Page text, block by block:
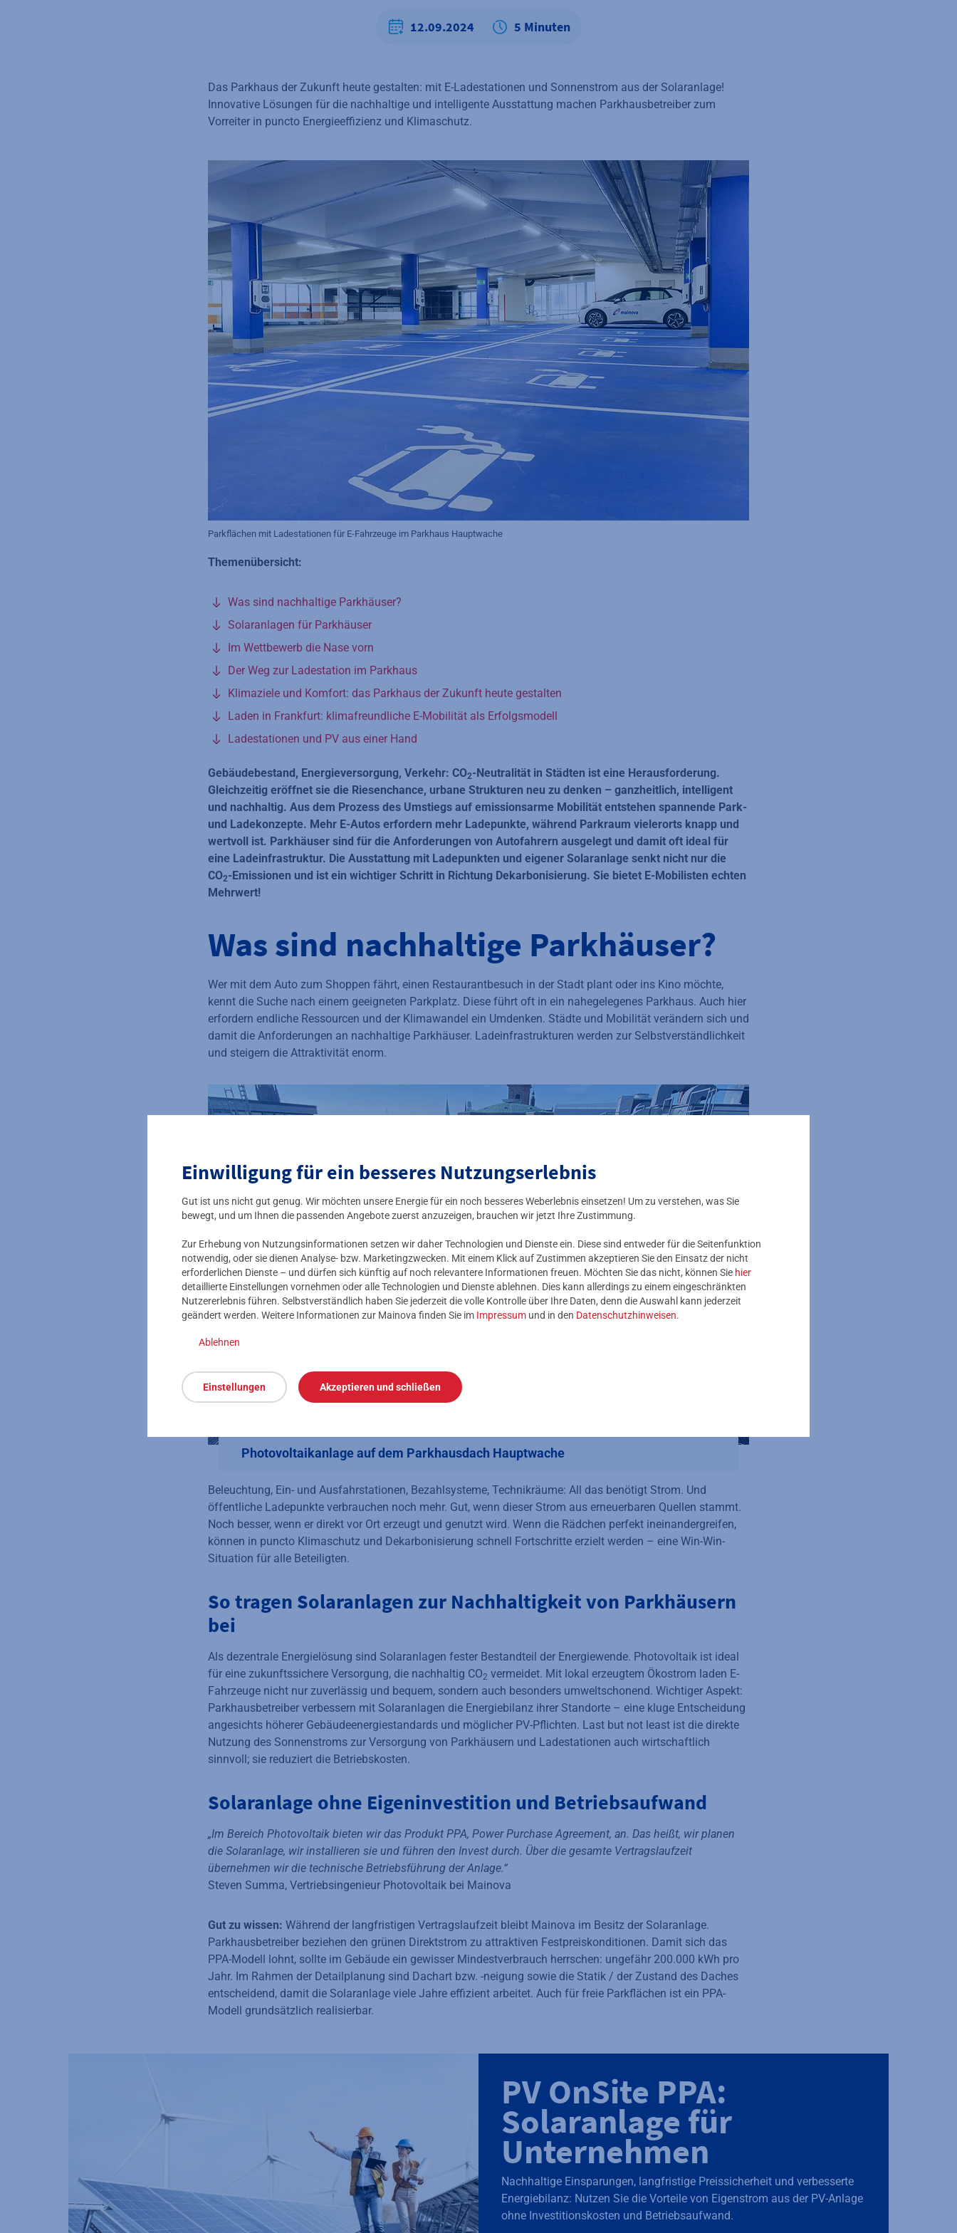
Einwilligung für ein besseres Nutzungserlebnis
Gut ist uns nicht gut genug. Wir möchten unsere Energie für ein noch besseres Weberlebnis einsetzen! Um zu verstehen, was Sie
bewegt, und um Ihnen die passenden Angebote zuerst anzuzeigen, brauchen wir jetzt Ihre Zustimmung.
Zur Erhebung von Nutzungsinformationen setzen wir daher Technologien und Dienste ein. Diese sind entweder für die Seitenfunktion
notwendig, oder sie dienen Analyse- bzw. Marketingzwecken. Mit einem Klick auf Zustimmen akzeptieren Sie den Einsatz der nicht
erforderlichen Dienste – und dürfen sich künftig auf noch relevantere Informationen freuen. Möchten Sie das nicht, können Sie hier
detaillierte Einstellungen vornehmen oder alle Technologien und Dienste ablehnen. Dies kann allerdings zu einem eingeschränkten
Nutzererlebnis führen. Selbstverständlich haben Sie jederzeit die volle Kontrolle über Ihre Daten, denn die Auswahl kann jederzeit
geändert werden. Weitere Informationen zur Mainova finden Sie im Impressum und in den Datenschutzhinweisen.
Ablehnen
Einstellungen Akzeptieren und schließen
12.09.2024 5 Minuten
Das Parkhaus der Zukunft heute gestalten: mit E-Ladestationen und Sonnenstrom aus der Solaranlage!
Innovative Lösungen für die nachhaltige und intelligente Ausstattung machen Parkhausbetreiber zum
Vorreiter in puncto Energieeffizienz und Klimaschutz.
Parkflächen mit Ladestationen für E-Fahrzeuge im Parkhaus Hauptwache
Themenübersicht:
Was sind nachhaltige Parkhäuser?
Solaranlagen für Parkhäuser
Im Wettbewerb die Nase vorn
Der Weg zur Ladestation im Parkhaus
Klimaziele und Komfort: das Parkhaus der Zukunft heute gestalten
Laden in Frankfurt: klimafreundliche E-Mobilität als Erfolgsmodell
Ladestationen und PV aus einer Hand
Gebäudebestand, Energieversorgung, Verkehr: CO2-Neutralität in Städten ist eine Herausforderung.
Gleichzeitig eröffnet sie die Riesenchance, urbane Strukturen neu zu denken – ganzheitlich, intelligent
und nachhaltig. Aus dem Prozess des Umstiegs auf emissionsarme Mobilität entstehen spannende Park-
und Ladekonzepte. Mehr E-Autos erfordern mehr Ladepunkte, während Parkraum vielerorts knapp und
wertvoll ist. Parkhäuser sind für die Anforderungen von Autofahrern ausgelegt und damit oft ideal für
eine Ladeinfrastruktur. Die Ausstattung mit Ladepunkten und eigener Solaranlage senkt nicht nur die
CO2-Emissionen und ist ein wichtiger Schritt in Richtung Dekarbonisierung. Sie bietet E-Mobilisten echten
Mehrwert!
Was sind nachhaltige Parkhäuser?
Wer mit dem Auto zum Shoppen fährt, einen Restaurantbesuch in der Stadt plant oder ins Kino möchte,
kennt die Suche nach einem geeigneten Parkplatz. Diese führt oft in ein nahegelegenes Parkhaus. Auch hier
erfordern endliche Ressourcen und der Klimawandel ein Umdenken. Städte und Mobilität verändern sich und
damit die Anforderungen an nachhaltige Parkhäuser. Ladeinfrastrukturen werden zur Selbstverständlichkeit
und steigern die Attraktivität enorm.
Photovoltaikanlage auf dem Parkhausdach Hauptwache
Beleuchtung, Ein- und Ausfahrstationen, Bezahlsysteme, Technikräume: All das benötigt Strom. Und
öffentliche Ladepunkte verbrauchen noch mehr. Gut, wenn dieser Strom aus erneuerbaren Quellen stammt.
Noch besser, wenn er direkt vor Ort erzeugt und genutzt wird. Wenn die Rädchen perfekt ineinandergreifen,
können in puncto Klimaschutz und Dekarbonisierung schnell Fortschritte erzielt werden – eine Win-Win-
Situation für alle Beteiligten.
So tragen Solaranlagen zur Nachhaltigkeit von Parkhäusern
bei
Als dezentrale Energielösung sind Solaranlagen fester Bestandteil der Energiewende. Photovoltaik ist ideal
für eine zukunftssichere Versorgung, die nachhaltig CO2 vermeidet. Mit lokal erzeugtem Ökostrom laden E-
Fahrzeuge nicht nur zuverlässig und bequem, sondern auch besonders umweltschonend. Wichtiger Aspekt:
Parkhausbetreiber verbessern mit Solaranlagen die Energiebilanz ihrer Standorte – eine kluge Entscheidung
angesichts höherer Gebäudeenergiestandards und möglicher PV-Pflichten. Last but not least ist die direkte
Nutzung des Sonnenstroms zur Versorgung von Parkhäusern und Ladestationen auch wirtschaftlich
sinnvoll; sie reduziert die Betriebskosten.
Solaranlage ohne Eigeninvestition und Betriebsaufwand
„Im Bereich Photovoltaik bieten wir das Produkt PPA, Power Purchase Agreement, an. Das heißt, wir planen
die Solaranlage, wir installieren sie und führen den Invest durch. Über die gesamte Vertragslaufzeit
übernehmen wir die technische Betriebsführung der Anlage.“
Steven Summa, Vertriebsingenieur Photovoltaik bei Mainova
Gut zu wissen: Während der langfristigen Vertragslaufzeit bleibt Mainova im Besitz der Solaranlage.
Parkhausbetreiber beziehen den grünen Direktstrom zu attraktiven Festpreiskonditionen. Damit sich das
PPA-Modell lohnt, sollte im Gebäude ein gewisser Mindestverbrauch herrschen: ungefähr 200.000 kWh pro
Jahr. Im Rahmen der Detailplanung sind Dachart bzw. -neigung sowie die Statik / der Zustand des Daches
entscheidend, damit die Solaranlage viele Jahre effizient arbeitet. Auch für freie Parkflächen ist ein PPA-
Modell grundsätzlich realisierbar.
PV OnSite PPA:
Solaranlage für
Unternehmen
Nachhaltige Einsparungen, langfristige Preissicherheit und verbesserte
Energiebilanz: Nutzen Sie die Vorteile von Eigenstrom aus der PV-Anlage
ohne Investitionskosten und Betriebsaufwand.